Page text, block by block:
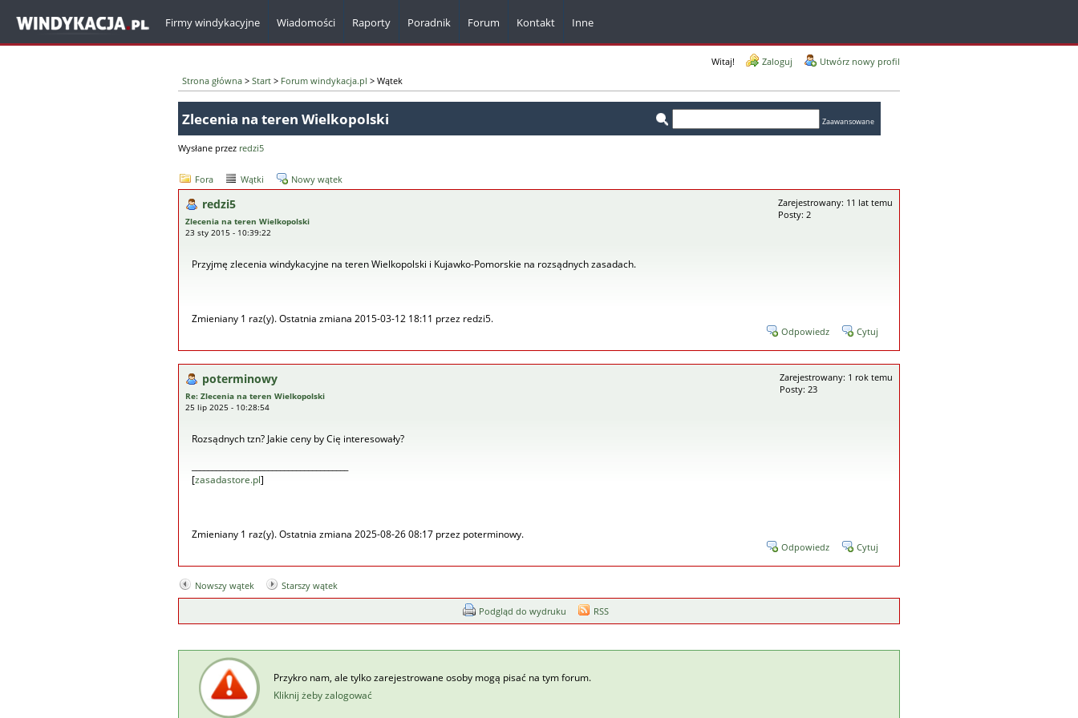
Firmy windykacyjne Wiadomości Raporty Poradnik Forum Kontakt Inne
Dla webmasterów
Witaj! Zaloguj
Utwórz nowy profil
Strona główna > Start > Forum windykacja.pl > Wątek
Zaawansowane
Zlecenia na teren Wielkopolski
Wysłane przez redzi5
Fora Wątki Nowy wątek
redzi5
Zlecenia na teren Wielkopolski
23 sty 2015 - 10:39:22
Zarejestrowany: 11 lat temu
Posty: 2
Przyjmę zlecenia windykacyjne na teren Wielkopolski i Kujawko-Pomorskie na rozsądnych zasadach.
Zmieniany 1 raz(y). Ostatnia zmiana 2015-03-12 18:11 przez redzi5.
Odpowiedz Cytuj
poterminowy
Re: Zlecenia na teren Wielkopolski
25 lip 2025 - 10:28:54
Zarejestrowany: 1 rok temu
Posty: 23
Rozsądnych tzn? Jakie ceny by Cię interesowały?
[zasadastore.pl]
Zmieniany 1 raz(y). Ostatnia zmiana 2025-08-26 08:17 przez poterminowy.
Odpowiedz Cytuj
Nowszy wątek Starszy wątek
Podgląd do wydruku RSS
Przykro nam, ale tylko zarejestrowane osoby mogą pisać na tym forum.
Kliknij żeby zalogować